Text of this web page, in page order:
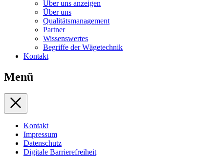
Über uns anzeigen
Über uns
Qualitätsmanagement
Partner
Wissenswertes
Begriffe der Wägetechnik
Kontakt
Menü
Kontakt
Impressum
Datenschutz
Digitale Barrierefreiheit